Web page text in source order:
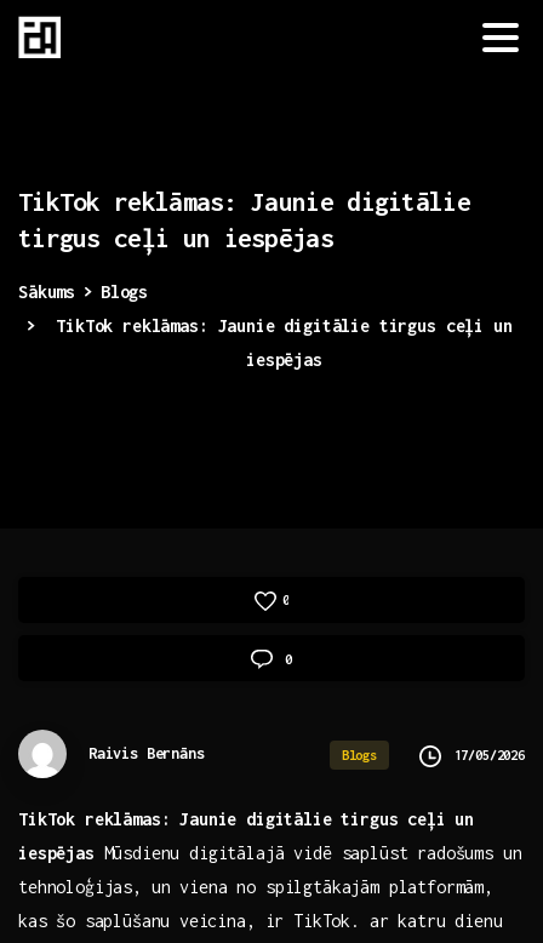
TikTok reklāmas: Jaunie digitālie
tirgus ceļi un iespējas
Sākums
Blogs
TikTok reklāmas: Jaunie digitālie tirgus ceļi un
iespējas
0
0
Raivis Bernāns Blogs 17/05/2026
TikTok reklāmas: Jaunie⁣ digitālie tirgus ceļi un
iespējas Mūsdienu digitālajā vidē‌ saplūst radošums un
tehnoloģijas, ​un viena no spilgtākajām platformām,‌
kas⁢ šo saplūšanu⁤ veicina,‍ ir TikTok. ar katru ⁢dienu⁢